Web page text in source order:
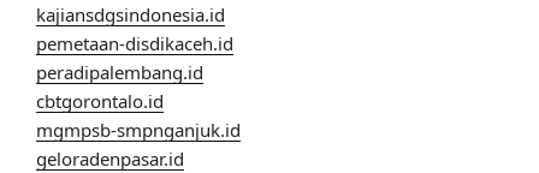
kajiansdgsindonesia.id
pemetaan-disdikaceh.id
peradipalembang.id
cbtgorontalo.id
mgmpsb-smpnganjuk.id
geloradenpasar.id